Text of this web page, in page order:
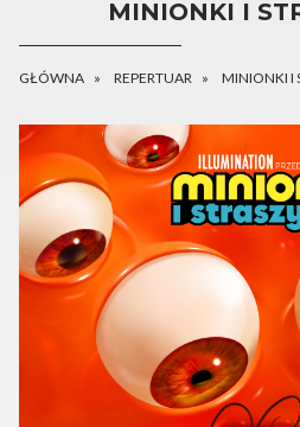
MINIONKI I
GŁÓWNA REPERTUAR MINIONKI I